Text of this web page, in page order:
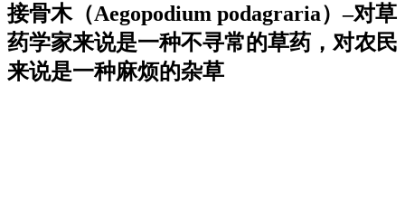
接骨木（Aegopodium podagraria）–对草
药学家来说是一种不寻常的草药，对农民
来说是一种麻烦的杂草